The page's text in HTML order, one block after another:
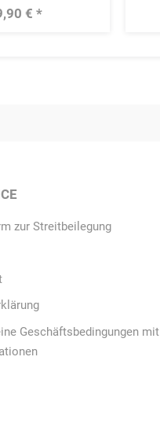
€ *
zur Streitbeilegung
Geschäftsbedingungen mit